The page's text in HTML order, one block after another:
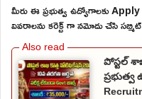
మీరు ఈ ప్రభుత్వ ఉద్యోగాలకు
వివరాలను కరెక్ట్ గా నమోదు చేసి
పోస్టల్